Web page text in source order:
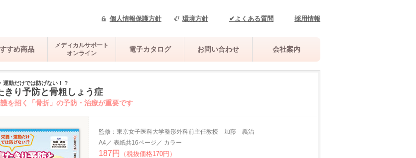
個人情報保護方針 環境方針 ✔よくある質問 採用情報
すめ商品
メディカルサポート
オンライン
電子カタログ お問い合わせ 会社案内
運動だけでは防げない！？
きり予防と骨粗しょう症
を招く「骨折」の予防・治療が重要です
監修：東京女子医科大学整形外科前主任教授 加藤 義治
A4／ 表紙共16ページ／ カラー
187円 （税抜価格170円）